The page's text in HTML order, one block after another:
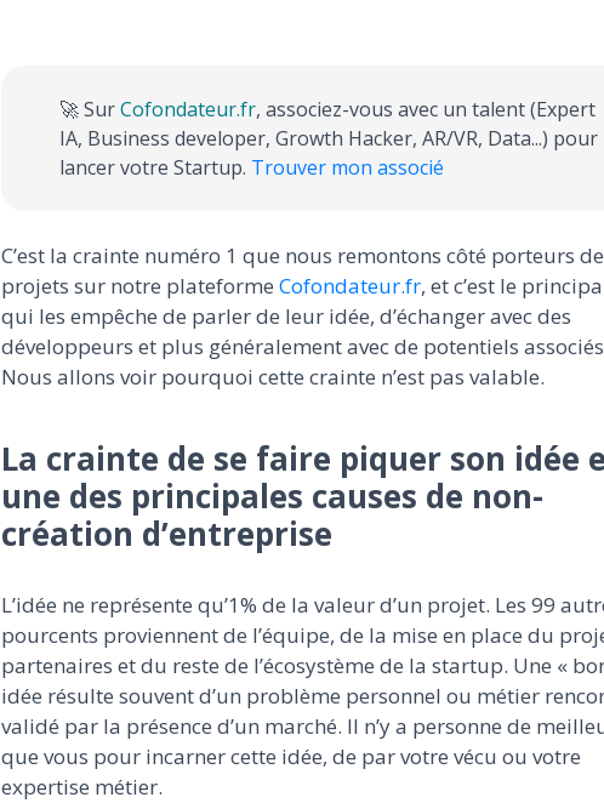
🚀 SurCofondateur.fr, associez-vous avec un talent (Expert
IA, Business developer, Growth Hacker, AR/VR, Data...) pour
lancer votre Startup. Trouver mon associé
C’est la crainte numéro 1 que nous remontons côté porteurs de
projets sur notre plateforme Cofondateur.fr, et c’est le
qui les empêche de parler de leur idée, d’échanger avec des
développeurs et plus généralement avec de potentiels
Nous allons voir pourquoi cette crainte n’est pas valable.
La crainte de se faire piquer son idée
une des principales causes de non-
création d’entreprise
L’idée ne représente qu’1% de la valeur d’un projet. Les 99
pourcents proviennent de l’équipe, de la mise en place du
partenaires et du reste de l’écosystème de la startup. Une «
idée résulte souvent d’un problème personnel ou métier
validé par la présence d’un marché. Il n’y a personne de
que vous pour incarner cette idée, de par votre vécu ou votre
expertise métier.